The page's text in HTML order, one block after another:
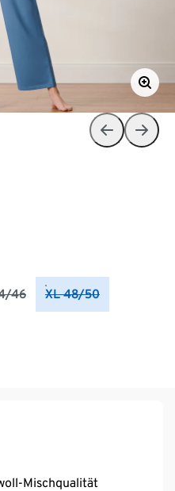
46 XL 48/50
Mischqualität